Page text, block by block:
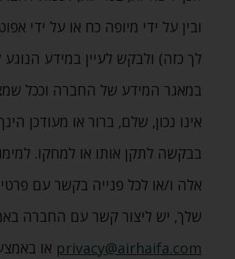
ובין על ידי מיופה כח או על ידי
לך כזה) ולבקש לעיין במידע הנוגע
במאגר המידע של החברה וככל
אינו נכון‚ שלם‚ ברור או מעודכן
בבקשה לתקן אותו או למחקו.
אלה ו/או לכל פנייה בקשר עם
שלך‚ יש ליצור קשר עם החברה
privacy@airhaifa.com או